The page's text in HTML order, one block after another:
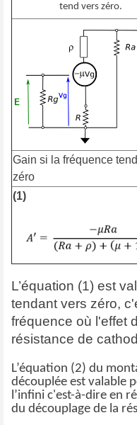
tend vers zéro.
Gain si la fréquence
zéro
(1)
L’équation (1) est
tendant vers zéro,
fréquence où l'effet
résistance de
L’équation (2) du
découplée est valable
l’infini c'est-à-dire en
du découplage de la